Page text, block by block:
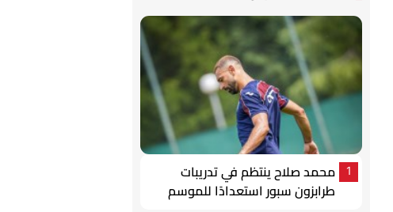
1
محمد صلاح ينتظم في تدريبات
طرابزون سبور استعدادًا للموسم